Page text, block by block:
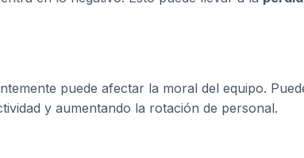
puede afectar la moral del equipo.
y aumentando la rotación de personal.